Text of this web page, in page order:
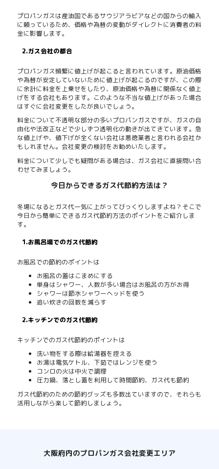
プロパンガスは産油国であるサウジアラビアなどの国からの輸入
に頼っているため、価格や為替の変動がダイレクトに消費者の料
金に影響します。
2.ガス会社の都合
プロパンガス頻繁に値上げが起こると言われています。原油価格
や為替が安定していないために値上げが起こるのですが、この際
に余計に料金を上乗せをしたり、原油価格や為替に関係なく値上
げをする会社もあります。このような不当な値上げがあった場合
はすぐに会社変更をしたが良いでしょう。
料金について不透明な部分の多いプロパンガスですが、ガスの自
由化や法改正などで少しずつ透明化の動きが出てきています。急
な値上げや、値下げが全くない会社は悪徳業者と言われる会社か
もしれません。会社変更の検討をお勧めいたします。
料金について少しでも疑問がある場合は、ガス会社に直接問い合
わせてみましょう。
今日からできるガス代節約方法は？
冬場になるとガス代一気に上がってびっくりしますよね？そこで
今日から簡単にできるガス代節約方法のポイントをご紹介しま
す。
1.お風呂場でのガス代節約
お風呂での節約のポイントは
お風呂の蓋はこまめにする
単身はシャワー、人数が多い場合はお風呂の方がお得
シャワーは節水シャワーヘッドを使う
追い炊きの回数を減らす
2.キッチンでのガス代節約
キッチンでのガス代節約のポイントは
洗い物をする際は給湯器を控える
お湯は電気ケトル、下茹ではレンジを使う
コンロの火は中火で調理
圧力鍋、落とし蓋を利用して時間節約、ガス代も節約
ガス代節約のための節約グッズも多数出ていますので、それらも
活用しながら楽して節約しましょう。
大阪府内のプロパンガス会社変更エリア